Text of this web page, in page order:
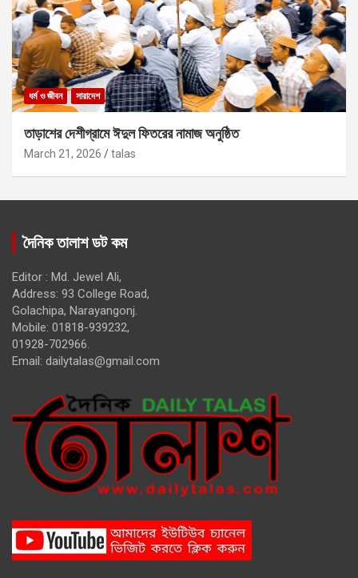
ধর্ম ও জীবন সারাদেশ
তাড়াশের দেশীগ্রামে ঈদুল ফিতরের নামাজ অনুষ্ঠিত
March 21, 2026 talas
দৈনিক তালাশ ডট কম
Editor : Md. Jewel Ali,
Address: 93 College Road,
Golachipa, Narayangonj.
Mobile: 01818-939232,
01928-702966.
Email: dailytalas@gmail.com